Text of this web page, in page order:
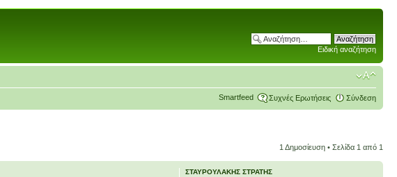
Ειδική αναζήτηση
Smartfeed Συχνές Ερωτήσεις Σύνδεση
1 Δημοσίευση • Σελίδα 1 από 1
ΣΤΑΥΡΟΥΛΑΚΗΣ ΣΤΡΑΤΗΣ